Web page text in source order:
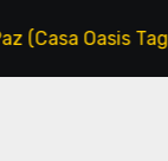
Tag 4)